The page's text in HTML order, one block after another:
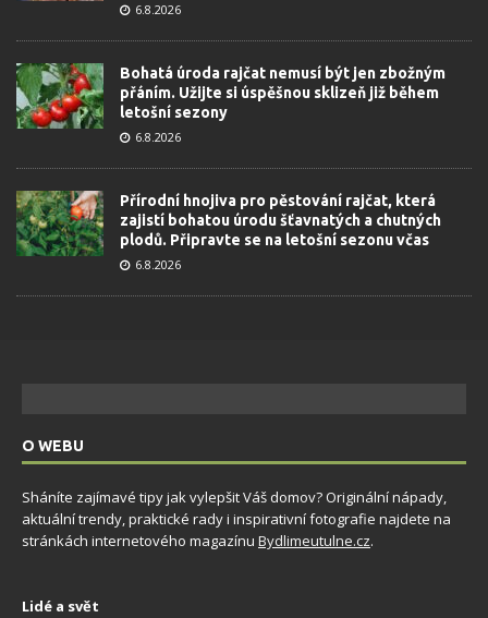
6.8.2026
Bohatá úroda rajčat nemusí být jen zbožným
přáním. Užijte si úspěšnou sklizeň již během
letošní sezony
6.8.2026
Přírodní hnojiva pro pěstování rajčat, která
zajistí bohatou úrodu šťavnatých a chutných
plodů. Připravte se na letošní sezonu včas
6.8.2026
O WEBU
Sháníte zajímavé tipy jak vylepšit Váš domov? Originální nápady,
aktuální trendy, praktické rady i inspirativní fotografie najdete na
stránkách internetového magazínu Bydlimeutulne.cz.
Lidé a svět